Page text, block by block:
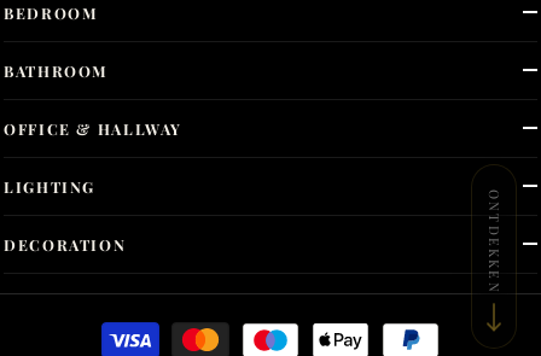
BEDROOM
BATHROOM
OFFICE & HALLWAY
LIGHTING
DECORATION ONTDEKKEN